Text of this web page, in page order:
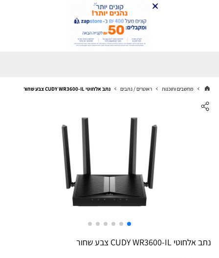
מחשבים ותוכנות ראוטרים / נתבים נתב אלחוטי CUDY WR3600-IL צבע שחור
נתב אלחוטי CUDY WR3600-IL צבע שחור